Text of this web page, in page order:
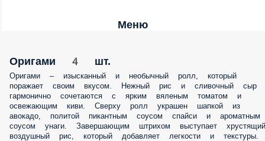
Меню
Оригами 4 шт.
Оригами – изысканный и необычный ролл, который
поражает своим вкусом. Нежный рис и сливочный сыр
гармонично сочетаются с ярким вяленым томатом и
освежающим киви. Сверху ролл украшен шапкой из
авокадо, политой пикантным соусом спайси и ароматным
соусом унаги. Завершающим штрихом выступает хрустящий
воздушный рис, который добавляет легкости и текстуры.